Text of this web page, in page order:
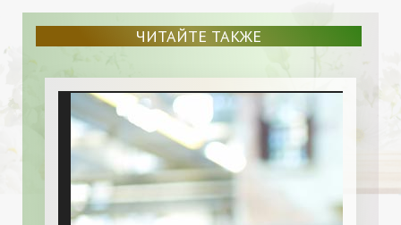
ЧИТАЙТЕ ТАКЖЕ